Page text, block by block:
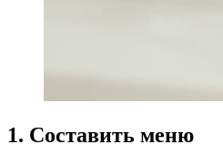
1. Составить меню